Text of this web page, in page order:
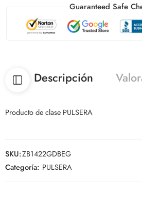
Guaranteed Safe
Descripción
Producto de clase PULSERA
SKU:ZB1422GDBEG
Categoría: PULSERA